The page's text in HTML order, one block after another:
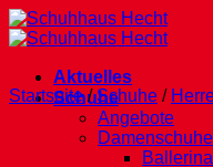
Zum
Inhalt
Aktuelles
Schuhe
Angebote
Damenschuhe
Startseite / Schuhe /